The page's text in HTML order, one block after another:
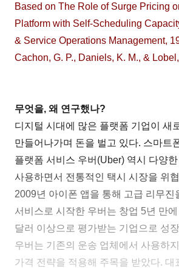
Based on The Role of Surge Pricing
Platform with Self-Scheduling
& Service Operations Management,
Cachon, G. P., Daniels, K. M., &
무엇을, 왜 연구했나?
디지털 시대에 많은 플랫폼 기업이 새
만들어나가며 돈을 벌고 있다. 스마트
플랫폼 서비스 우버(Uber) 역시 다양
사용하면서 전통적인 택시 시장을 위
2009년 아이폰 앱을 통해 고급 리무진
서비스로 시작한 우버는 창업 5년 만
달러 이상으로 평가받는 기업으로 성
우버는 기존의 운송 업체에서 사용하
가격 전략을 적용해 주목을 받았다. 대